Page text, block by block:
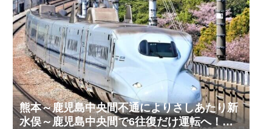
熊本～鹿児島中央間不通によりさしあたり新
水俣～鹿児島中央間で6往復だけ運転へ！